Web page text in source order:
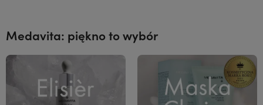
Medavita: piękno to wybór